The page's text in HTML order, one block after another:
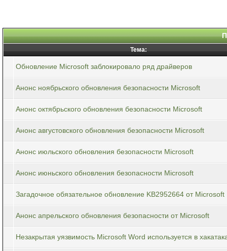
Тема:
Обновление Microsoft заблокировало ряд драйверов
Анонс ноябрьского обновления безопасности Microsoft
Анонс октябрьского обновления безопасности Microsoft
Анонс августовского обновления безопасности Microsoft
Анонс июльского обновления безопасности Microsoft
Анонс июньского обновления безопасности Microsoft
Загадочное обязательное обновление KB2952664 от Microsoft
Анонс апрельского обновления безопасности от Microsoft
Незакрытая уязвимость Microsoft Word используется в